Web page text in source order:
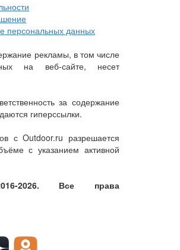
персональных данных
рекламы, в том числе
на веб-сайте, несет
за содержание
гиперссылки.
с Outdoor.ru разрешается
с указанием активной
2026. Все права